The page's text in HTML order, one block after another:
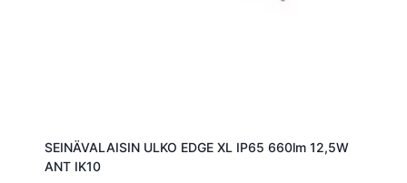
SEINÄVALAISIN ULKO EDGE XL IP65 660lm 12,5W
ANT IK10